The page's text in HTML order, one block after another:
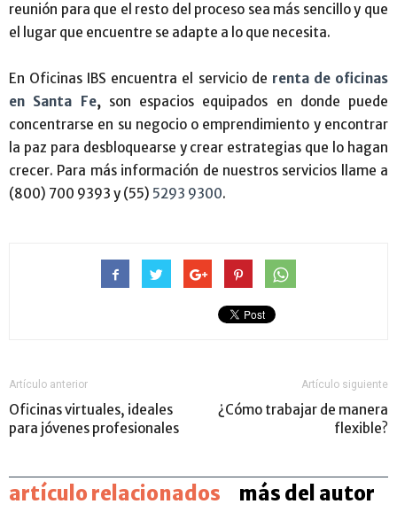
reunión para que el resto del proceso sea más sencillo y que
el lugar que encuentre se adapte a lo que necesita.
En Oficinas IBS encuentra el servicio de renta de oficinas
en Santa Fe, son espacios equipados en donde puede
concentrarse en su negocio o emprendimiento y encontrar
la paz para desbloquearse y crear estrategias que lo hagan
crecer. Para más información de nuestros servicios llame a
(800) 700 9393 y (55) 5293 9300.
Artículo anterior
Oficinas virtuales, ideales
para jóvenes profesionales
Artículo siguiente
¿Cómo trabajar de manera
flexible?
artículo relacionados más del autor